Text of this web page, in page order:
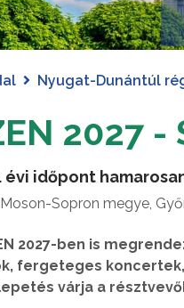
Nyugat-Dunántúl
2027
évi időpont
Sopron megye,
2027-ben is
fergeteges
várja a